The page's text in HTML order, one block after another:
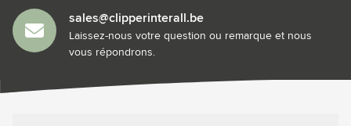
sales@clipperinterall.be
Laissez-nous votre question ou remarque et nous
vous répondrons.